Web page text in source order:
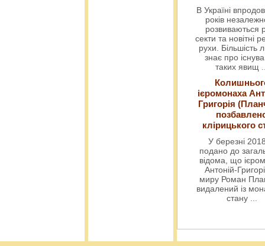
В Україні
років
розвиваються
секти та новітні
рухи. Більшість
знає про
таких явищ
ієромонаха
Григорія
клірицького
У березні
подано до
відома, що
Антоній-
миру Роман
видалений із
стану ...